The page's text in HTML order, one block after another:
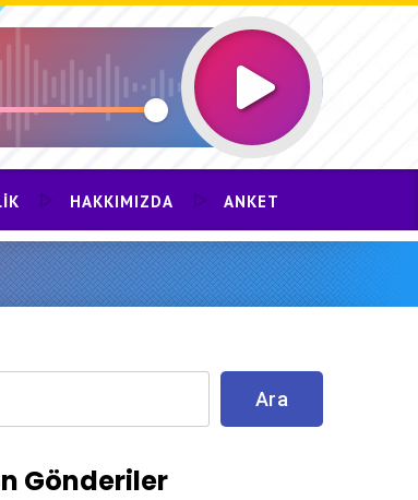
HAKKIMIZDA ANKET
Ara
Gönderiler